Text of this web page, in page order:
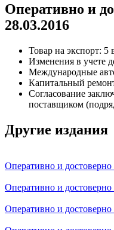
Оперативно и
28.03.2016
Товар на экспорт:
Изменения в учете
Международные
Капитальный
Согласование
поставщиком
Другие издания
Оперативно и достоверно
Оперативно и достоверно
Оперативно и достоверно